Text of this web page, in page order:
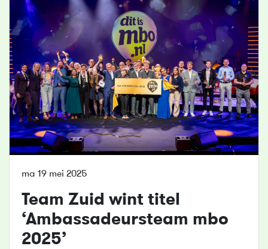
ma 19 mei 2025
Team Zuid wint titel
‘Ambassadeursteam mbo
2025’